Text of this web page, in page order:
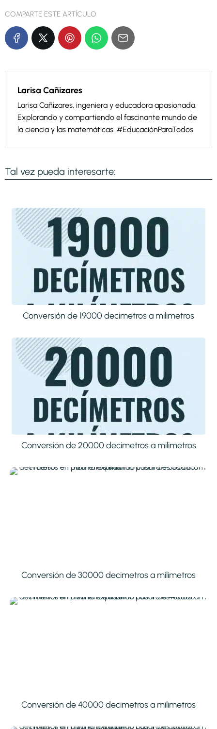
COMPARTE ESTE ARTÍCULO
Larisa Cañizares
Larisa Cañizares, ingeniera y educadora apasionada.
Explorando y compartiendo el fascinante mundo de
la ciencia y las matemáticas. #EducaciónParaTodos
Tal vez pueda interesarte:
Conversión de 19000 decimetros a milimetros
Conversión de 20000 decimetros a milimetros
Conversión de 30000 decimetros a milimetros
Conversión de 40000 decimetros a milimetros